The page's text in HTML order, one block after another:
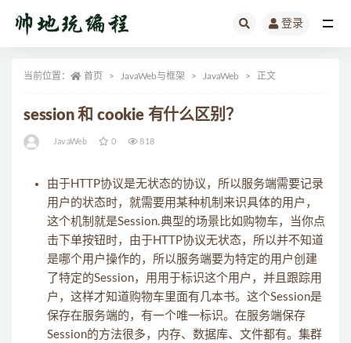
登录
当前位置： 首页 JavaWeb与框架 JavaWeb 正文
session 和 cookie 有什么区别？
JavaWeb 0 818
由于HTTP协议是无状态的协议，所以服务端需要记录
用户的状态时，就需要用某种机制来识具体的用户，
这个机制就是Session.典型的场景比如购物车，当你点
击下单按钮时，由于HTTP协议无状态，所以并不知道
是哪个用户操作的，所以服务端要为特定的用户创建
了特定的Session，用用于标识这个用户，并且跟踪用
户，这样才知道购物车里面有几本书。这个Session是
保存在服务端的，有一个唯一标识。在服务端保存
Session的方法很多，内存、数据库、文件都有。集群